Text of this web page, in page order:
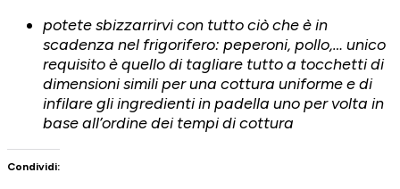
potete sbizzarrirvi con tutto ciò che è in
scadenza nel frigorifero: peperoni, pollo,… unico
requisito è quello di tagliare tutto a tocchetti di
dimensioni simili per una cottura uniforme e di
infilare gli ingredienti in padella uno per volta in
base all’ordine dei tempi di cottura
Condividi: